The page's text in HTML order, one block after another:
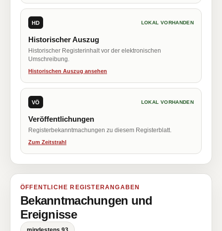
HD LOKAL VORHANDEN
Historischer Auszug
Historischer Registerinhalt vor der elektronischen
Umschreibung.
Historischen Auszug ansehen
VÖ LOKAL VORHANDEN
Veröffentlichungen
Registerbekanntmachungen zu diesem Registerblatt.
Zum Zeitstrahl
ÖFFENTLICHE REGISTERANGABEN
Bekanntmachungen und
Ereignisse